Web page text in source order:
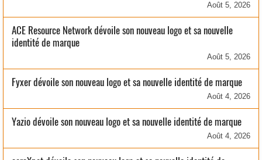
Août 5, 2026
ACE Resource Network dévoile son nouveau logo et sa nouvelle
identité de marque
Août 5, 2026
Fyxer dévoile son nouveau logo et sa nouvelle identité de marque
Août 4, 2026
Yazio dévoile son nouveau logo et sa nouvelle identité de marque
Août 4, 2026